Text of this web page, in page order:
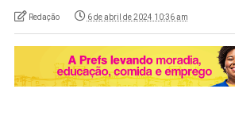
Redação 6 de abril de 2024 10:36 am